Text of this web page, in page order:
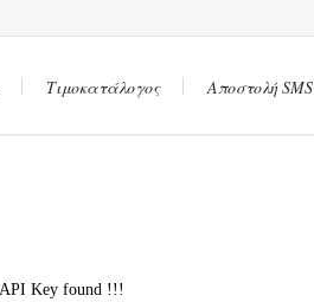
Τιμοκατάλογος Αποστολή SMS